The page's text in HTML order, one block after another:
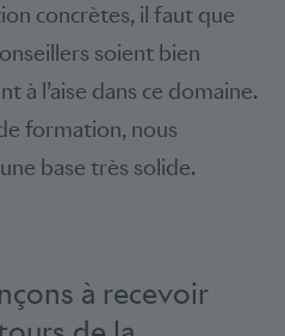
concrètes, il faut que
soient bien
à l’aise dans ce domaine.
formation, nous
base très solide.
à recevoir